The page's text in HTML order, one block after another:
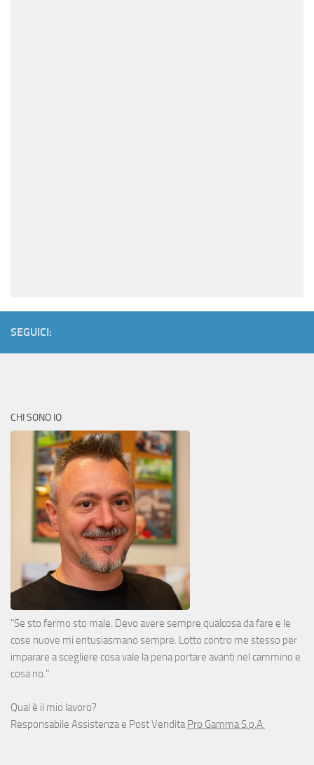
SEGUICI:
CHI SONO IO
"Se sto fermo sto male. Devo avere sempre qualcosa da fare e le
cose nuove mi entusiasmano sempre. Lotto contro me stesso per
imparare a scegliere cosa vale la pena portare avanti nel cammino e
cosa no."
Qual è il mio lavoro?
Responsabile Assistenza e Post Vendita Pro Gamma S.p.A.